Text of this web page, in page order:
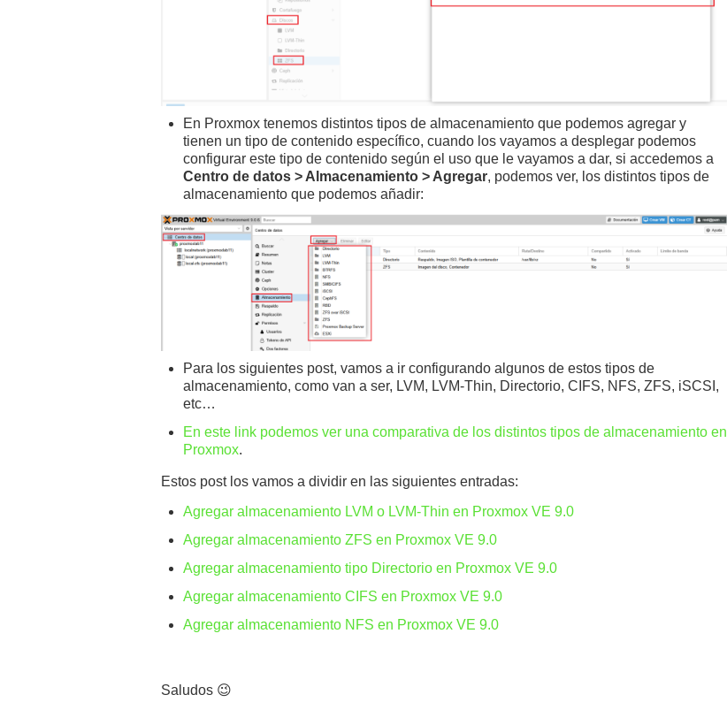
En Proxmox tenemos distintos tipos de almacenamiento que podemos agregar y
tienen un tipo de contenido específico, cuando los vayamos a desplegar podemos
configurar este tipo de contenido según el uso que le vayamos a dar, si accedemos a
Centro de datos > Almacenamiento > Agregar, podemos ver, los distintos tipos de
almacenamiento que podemos añadir:
Para los siguientes post, vamos a ir configurando algunos de estos tipos de
almacenamiento, como van a ser, LVM, LVM-Thin, Directorio, CIFS, NFS, ZFS, iSCSI,
etc…
En este link podemos ver una comparativa de los distintos tipos de almacenamiento en
Proxmox.
Estos post los vamos a dividir en las siguientes entradas:
Agregar almacenamiento LVM o LVM-Thin en Proxmox VE 9.0
Agregar almacenamiento ZFS en Proxmox VE 9.0
Agregar almacenamiento tipo Directorio en Proxmox VE 9.0
Agregar almacenamiento CIFS en Proxmox VE 9.0
Agregar almacenamiento NFS en Proxmox VE 9.0
Saludos 😉